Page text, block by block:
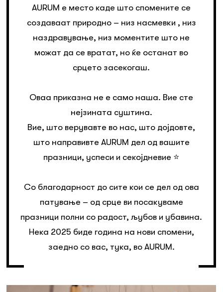
AURUM е место каде што спомените се
создаваат природно – низ насмевки , низ
наздравување, низ моментите што не
можат да се вратат, но ќе останат во
срцето засекогаш.
Оваа приказна не е само наша. Вие сте
нејзината суштина.
Вие, што верувавте во нас, што дојдовте,
што направивте AURUM дел од вашите
празници, успеси и секојдневие ⭐️
Со благодарност до сите кои се дел од ова
патување – од срце ви посакуваме
празници полни со радост, љубов и убавина.
Нека 2025 биде година на нови спомени,
заедно со вас, тука, во AURUM.